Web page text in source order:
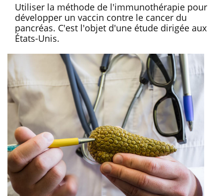
Utiliser la méthode de l'immunothérapie pour
développer un vaccin contre le cancer du
pancréas. C'est l'objet d'une étude dirigée aux
États-Unis.